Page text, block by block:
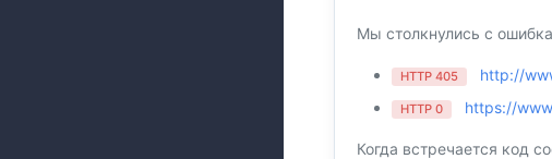
Мы столкнулись с
HTTP 405 http://
HTTP 0 https://
Когда встречается код